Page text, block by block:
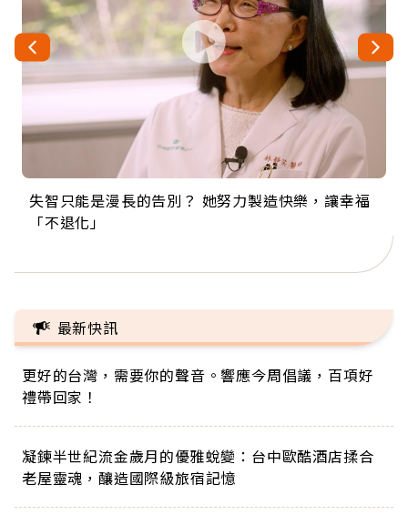
失智只能是漫長的告別？ 她努力製造快樂，讓幸福
「不退化」
來自剛果的巧克力神父 為台灣奉獻36年 「台灣是我
的家，我連作夢都講台語！」
63歲卸矽谷副總、搬回台灣找快樂！「蛋黃哥小
丑」走進安養院，逗樂上萬爺奶：退休後才開始真
104歲打破金氏世界紀錄 成為全球最年長羽球選
手，分享長壽的秘密原來是「這個」
事業巔峰他選擇追夢…黑手阿伯拉小提琴還登上小
巨蛋！連CNN都大讚！
最新快訊
更好的台灣，需要你的聲音。響應今周倡議，百項好
禮帶回家！
凝鍊半世紀流金歲月的優雅蛻變：台中歐酷酒店揉合
老屋靈魂，釀造國際級旅宿記憶